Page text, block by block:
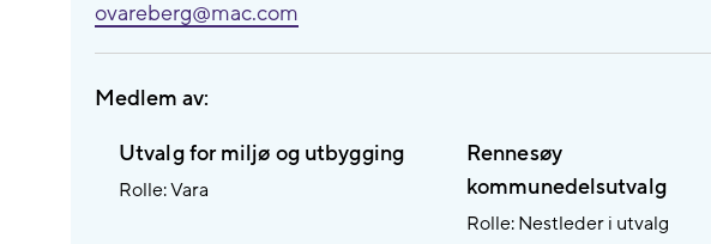
ovareberg@​mac.com
Medlem av:
Utvalg for miljø og utbygging
Rolle: Vara
Rennesøy
kommunedelsutvalg
Rolle: Nestleder i utvalg